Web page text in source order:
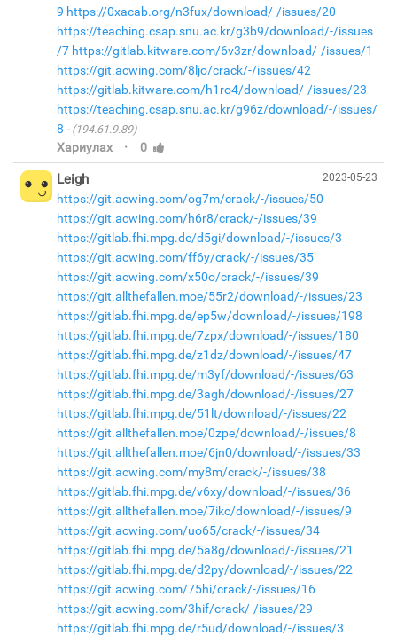
9 https://0xacab.org/n3fux/download/-/issues/20
https://teaching.csap.snu.ac.kr/g3b9/download/-/issues
/7 https://gitlab.kitware.com/6v3zr/download/-/issues/1
https://git.acwing.com/8ljo/crack/-/issues/42
https://gitlab.kitware.com/h1ro4/download/-/issues/23
https://teaching.csap.snu.ac.kr/g96z/download/-/issues/
8
(194.61.9.89)
Хариулах · 0
2023-05-23
Leigh
https://git.acwing.com/og7m/crack/-/issues/50
https://git.acwing.com/h6r8/crack/-/issues/39
https://gitlab.fhi.mpg.de/d5gi/download/-/issues/3
https://git.acwing.com/ff6y/crack/-/issues/35
https://git.acwing.com/x50o/crack/-/issues/39
https://git.allthefallen.moe/55r2/download/-/issues/23
https://gitlab.fhi.mpg.de/ep5w/download/-/issues/198
https://gitlab.fhi.mpg.de/7zpx/download/-/issues/180
https://gitlab.fhi.mpg.de/z1dz/download/-/issues/47
https://gitlab.fhi.mpg.de/m3yf/download/-/issues/63
https://gitlab.fhi.mpg.de/3agh/download/-/issues/27
https://gitlab.fhi.mpg.de/51lt/download/-/issues/22
https://git.allthefallen.moe/0zpe/download/-/issues/8
https://git.allthefallen.moe/6jn0/download/-/issues/33
https://git.acwing.com/my8m/crack/-/issues/38
https://gitlab.fhi.mpg.de/v6xy/download/-/issues/36
https://git.allthefallen.moe/7ikc/download/-/issues/9
https://git.acwing.com/uo65/crack/-/issues/34
https://gitlab.fhi.mpg.de/5a8g/download/-/issues/21
https://gitlab.fhi.mpg.de/d2py/download/-/issues/22
https://git.acwing.com/75hi/crack/-/issues/16
https://git.acwing.com/3hif/crack/-/issues/29
https://gitlab.fhi.mpg.de/r5ud/download/-/issues/3